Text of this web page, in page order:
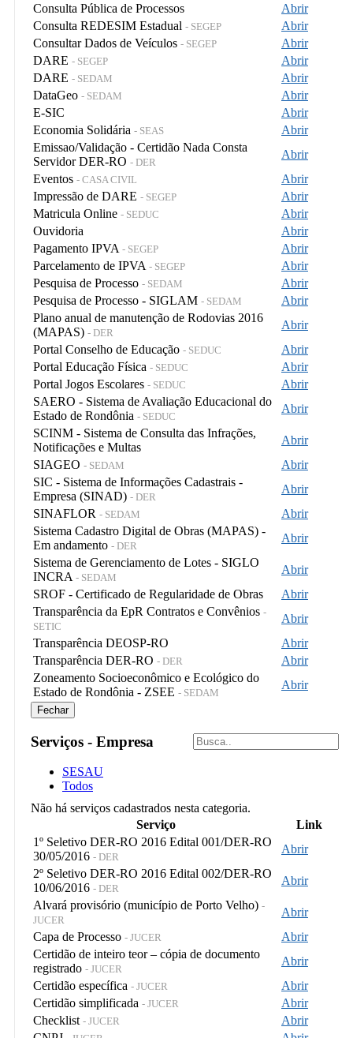
Consulta Pública de Processos
Abrir
Consulta REDESIM Estadual - SEGEP
Abrir
Consultar Dados de Veículos - SEGEP
Abrir
DARE - SEGEP
Abrir
DARE - SEDAM
Abrir
DataGeo - SEDAM
Abrir
E-SIC
Abrir
Economia Solidária - SEAS
Abrir
Emissao/Validação - Certidão Nada Consta
Servidor DER-RO - DER
Abrir
Eventos - CASA CIVIL
Abrir
Impressão de DARE - SEGEP
Abrir
Matricula Online - SEDUC
Abrir
Ouvidoria
Abrir
Pagamento IPVA - SEGEP
Abrir
Parcelamento de IPVA - SEGEP
Abrir
Pesquisa de Processo - SEDAM
Abrir
Pesquisa de Processo - SIGLAM - SEDAM
Abrir
Plano anual de manutenção de Rodovias 2016
(MAPAS) - DER
Abrir
Portal Conselho de Educação - SEDUC
Abrir
Portal Educação Física - SEDUC
Abrir
Portal Jogos Escolares - SEDUC
Abrir
SAERO - Sistema de Avaliação Educacional do
Estado de Rondônia - SEDUC
Abrir
SCINM - Sistema de Consulta das Infrações,
Notificações e Multas
Abrir
SIAGEO - SEDAM
Abrir
SIC - Sistema de Informações Cadastrais -
Empresa (SINAD) - DER
Abrir
SINAFLOR - SEDAM
Abrir
Sistema Cadastro Digital de Obras (MAPAS) -
Em andamento - DER
Abrir
Sistema de Gerenciamento de Lotes - SIGLO
INCRA - SEDAM
Abrir
SROF - Certificado de Regularidade de Obras
Abrir
Transparência da EpR Contratos e Convênios -
SETIC
Abrir
Transparência DEOSP-RO
Abrir
Transparência DER-RO - DER
Abrir
Zoneamento Socioeconômico e Ecológico do
Estado de Rondônia - ZSEE - SEDAM
Abrir
Fechar
Serviços - Empresa
SESAU
Todos
Não há serviços cadastrados nesta categoria.
Serviço
Link
1º Seletivo DER-RO 2016 Edital 001/DER-RO
30/05/2016 - DER
Abrir
2º Seletivo DER-RO 2016 Edital 002/DER-RO
10/06/2016 - DER
Abrir
Alvará provisório (município de Porto Velho) -
JUCER
Abrir
Capa de Processo - JUCER
Abrir
Certidão de inteiro teor – cópia de documento
registrado - JUCER
Abrir
Certidão específica - JUCER
Abrir
Certidão simplificada - JUCER
Abrir
Checklist - JUCER
Abrir